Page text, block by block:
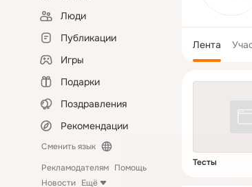
Люди
Публикации
Игры
Подарки
Поздравления
Рекомендации
Сменить язык
Рекламодателям Помощь
Новости Ещё
Лента
Тесты